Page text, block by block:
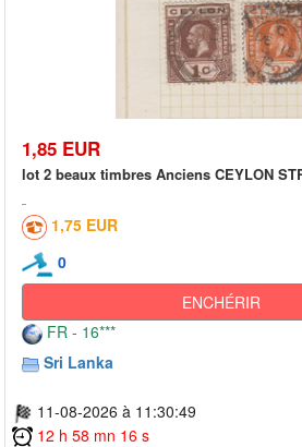
1,85 EUR
lot 2 beaux timbres Anciens CEYLON
1,75 EUR
0
ENCHÉRIR
FR - 16***
Sri Lanka
11-08-2026 à 11:30:49
12 h 58 mn 16 s